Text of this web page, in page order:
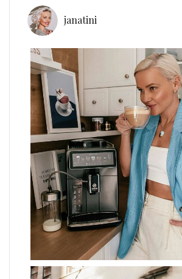
janatini